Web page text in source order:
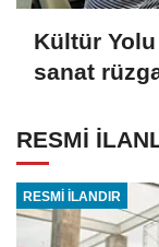
Kültür
sanat
RESMİ
RESMİ İLANDIR